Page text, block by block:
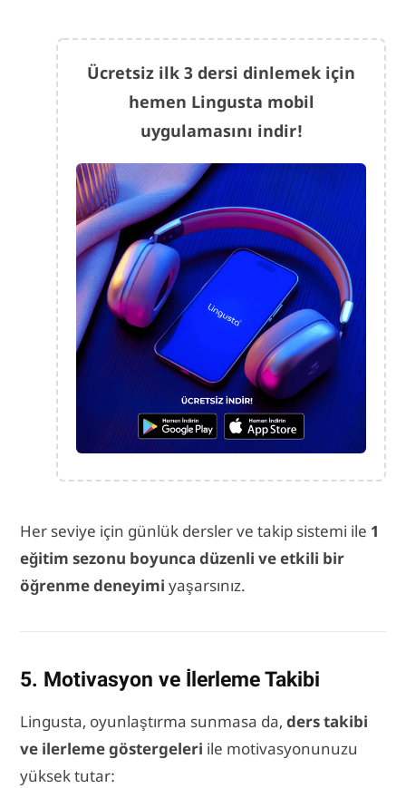
Ücretsiz ilk 3 dersi dinlemek için
hemen Lingusta mobil
uygulamasını indir!
Her seviye için günlük dersler ve takip sistemi ile 1
eğitim sezonu boyunca düzenli ve etkili bir
öğrenme deneyimi yaşarsınız.
5. Motivasyon ve İlerleme Takibi
Lingusta, oyunlaştırma sunmasa da, ders takibi
ve ilerleme göstergeleri ile motivasyonunuzu
yüksek tutar: